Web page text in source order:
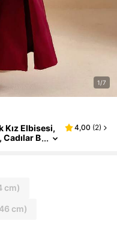
1/7
Kız Elbisesi,
B
Fiyonkl
4,00 (2)
cm)
cm)